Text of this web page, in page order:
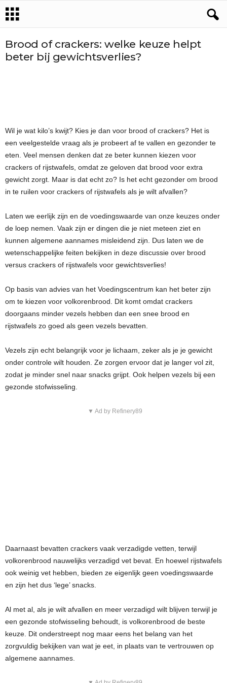
Brood of crackers: welke keuze helpt
beter bij gewichtsverlies?
Wil je wat kilo’s kwijt? Kies je dan voor brood of crackers? Het is
een veelgestelde vraag als je probeert af te vallen en gezonder te
eten. Veel mensen denken dat ze beter kunnen kiezen voor
crackers of rijstwafels, omdat ze geloven dat brood voor extra
gewicht zorgt. Maar is dat echt zo? Is het echt gezonder om brood
in te ruilen voor crackers of rijstwafels als je wilt afvallen?
Laten we eerlijk zijn en de voedingswaarde van onze keuzes onder
de loep nemen. Vaak zijn er dingen die je niet meteen ziet en
kunnen algemene aannames misleidend zijn. Dus laten we de
wetenschappelijke feiten bekijken in deze discussie over brood
versus crackers of rijstwafels voor gewichtsverlies!
Op basis van advies van het Voedingscentrum kan het beter zijn
om te kiezen voor volkorenbrood. Dit komt omdat crackers
doorgaans minder vezels hebben dan een snee brood en
rijstwafels zo goed als geen vezels bevatten.
Vezels zijn echt belangrijk voor je lichaam, zeker als je je gewicht
onder controle wilt houden. Ze zorgen ervoor dat je langer vol zit,
zodat je minder snel naar snacks grijpt. Ook helpen vezels bij een
gezonde stofwisseling.
▼ Ad by Refinery89
Daarnaast bevatten crackers vaak verzadigde vetten, terwijl
volkorenbrood nauwelijks verzadigd vet bevat. En hoewel rijstwafels
ook weinig vet hebben, bieden ze eigenlijk geen voedingswaarde
en zijn het dus ‘lege’ snacks.
Al met al, als je wilt afvallen en meer verzadigd wilt blijven terwijl je
een gezonde stofwisseling behoudt, is volkorenbrood de beste
keuze. Dit onderstreept nog maar eens het belang van het
zorgvuldig bekijken van wat je eet, in plaats van te vertrouwen op
algemene aannames.